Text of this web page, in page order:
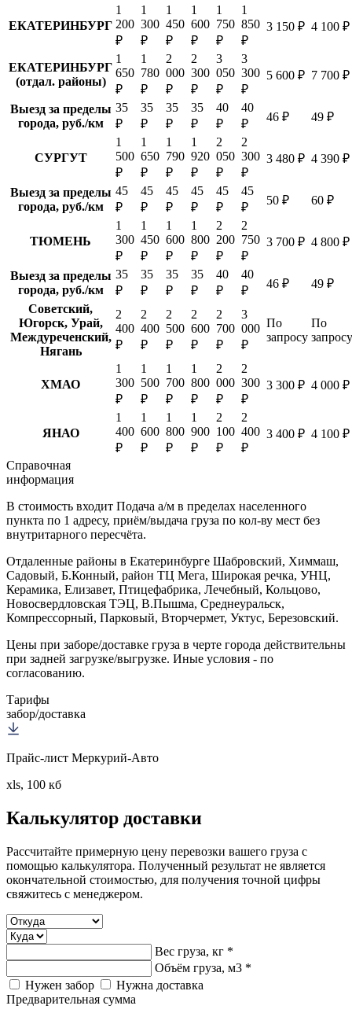
ЕКАТЕРИНБУРГ
1
200
₽
1
300
₽
1
450
₽
1
600
₽
1
750
₽
1
850
₽
3 150 ₽ 4 100 ₽
ЕКАТЕРИНБУРГ
(отдал. районы)
1
650
₽
1
780
₽
2
000
₽
2
300
₽
3
050
₽
3
300
₽
5 600 ₽ 7 700 ₽
Выезд за пределы
города, руб./км
35
₽
35
₽
35
₽
35
₽
40
₽
40
₽
46 ₽ 49 ₽
СУРГУТ
1
500
₽
1
650
₽
1
790
₽
1
920
₽
2
050
₽
2
300
₽
3 480 ₽ 4 390 ₽
Выезд за пределы
города, руб./км
45
₽
45
₽
45
₽
45
₽
45
₽
45
₽
50 ₽ 60 ₽
ТЮМЕНЬ
1
300
₽
1
450
₽
1
600
₽
1
800
₽
2
200
₽
2
750
₽
3 700 ₽ 4 800 ₽
Выезд за пределы
города, руб./км
35
₽
35
₽
35
₽
35
₽
40
₽
40
₽
46 ₽
49 ₽
Советский,
Югорск, Урай,
Междуреченский,
Нягань
2
400
₽
2
400
₽
2
500
₽
2
600
₽
2
700
₽
3
000
₽
По
запросу
По
запросу
ХМАО
1
300
₽
1
500
₽
1
700
₽
1
800
₽
2
000
₽
2
300
₽
3 300 ₽ 4 000 ₽
ЯНАО
1
400
₽
1
600
₽
1
800
₽
1
900
₽
2
100
₽
2
400
₽
3 400 ₽ 4 100 ₽
Справочная
информация
В стоимость входит Подача а/м в пределах населенного
пункта по 1 адресу, приём/выдача груза по кол-ву мест без
внутритарного пересчёта.
Отдаленные районы в Екатеринбурге Шабровский, Химмаш,
Садовый, Б.Конный, район ТЦ Мега, Широкая речка, УНЦ,
Керамика, Елизавет, Птицефабрика, Лечебный, Кольцово,
Новосвердловская ТЭЦ, В.Пышма, Среднеуральск,
Компрессорный, Парковый, Вторчермет, Уктус, Березовский.
Цены при заборе/доставке груза в черте города действительны
при задней загрузке/выгрузке. Иные условия - по
согласованию.
Тарифы
забор/доставка
Прайс-лист Меркурий-Авто
xls, 100 кб
Калькулятор доставки
Рассчитайте примерную цену перевозки вашего груза с
помощью калькулятора. Полученный результат не является
окончательной стоимостью, для получения точной цифры
свяжитесь с менеджером.
Вес груза, кг *
Объём груза, м3 *
Нужен забор
Нужна доставка
Предварительная сумма